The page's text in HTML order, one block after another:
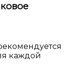
каждой